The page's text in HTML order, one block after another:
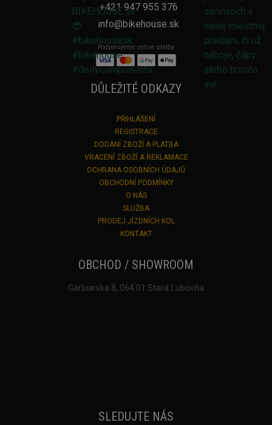
+421 947 955 376
info@bikehouse.sk
Podporujeme online platby
DŮLEŽITÉ ODKAZY
PŘIHLÁŠENÍ
REGISTRACE
DODANÍ ZBOŽÍ A PLATBA
VRACENÍ ZBOŽÍ A REKLAMACE
OCHRANA OSOBNÍCH ÚDAJŮ
OBCHODNÍ PODMÍNKY
O NÁS
SLUŽBA
PRODEJ JÍZDNÍCH KOL
KONTAKT
OBCHOD / SHOWROOM
Garbiarska 8, 064 01 Stará Ľubovňa
SLEDUJTE NÁS